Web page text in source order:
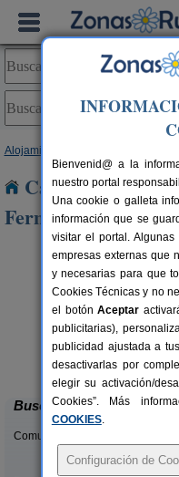
Alojamientos
Casas Rurales
Fernandez
Albergue
Orea
Buscar
Comunidades:
Bienvenid@ a la
nuestro portal
Una cookie o galleta
información que se
visitar el portal.
empresas externas que
y necesarias para que
Cookies Técnicas y no
el botónAceptar
publicitarias),
publicidad ajustada a
desactivarlas por
elegir su activación/
Cookies”. Más
COOKIES.